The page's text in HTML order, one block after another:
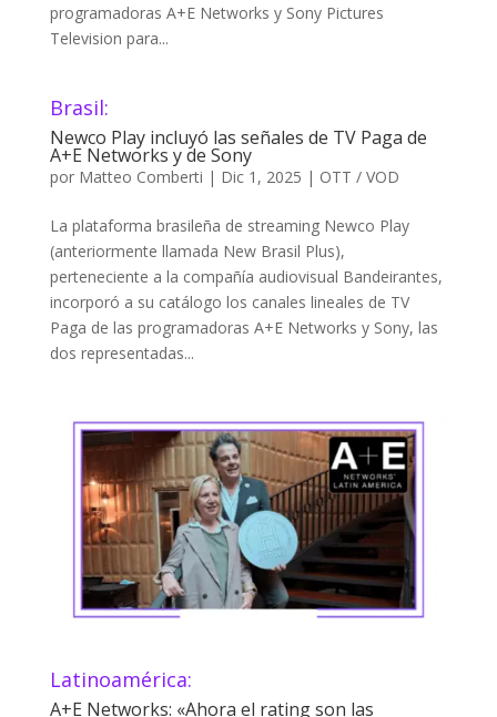
programadoras A+E Networks y Sony Pictures
Television para...
Brasil:
Newco Play incluyó las señales de TV Paga de
A+E Networks y de Sony
por Matteo Comberti | Dic 1, 2025 | OTT / VOD
La plataforma brasileña de streaming Newco Play
(anteriormente llamada New Brasil Plus),
perteneciente a la compañía audiovisual Bandeirantes,
incorporó a su catálogo los canales lineales de TV
Paga de las programadoras A+E Networks y Sony, las
dos representadas...
Latinoamérica:
A+E Networks: «Ahora el rating son las